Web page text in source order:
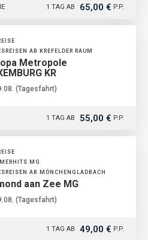
1 TAG AB 65,00 € P.P.
AB KREFELDER RAUM
Metropole
KR
(Tagesfahrt)
1 TAG AB 55,00 € P.P.
MG
AB MÖNCHENGLADBACH
aan Zee MG
(Tagesfahrt)
1 TAG AB 49,00 € P.P.